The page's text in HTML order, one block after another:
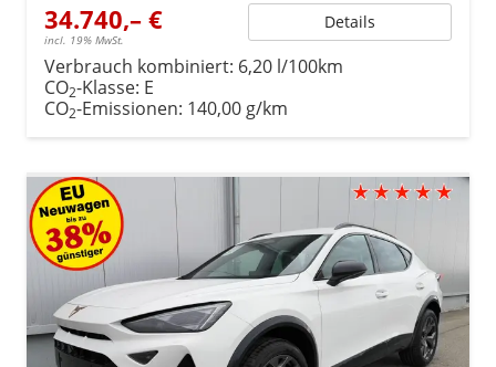
34.740,– €
incl. 19% MwSt.
Details
Verbrauch kombiniert: 6,20 l/100km
CO2-Klasse: E
CO2-Emissionen: 140,00 g/km